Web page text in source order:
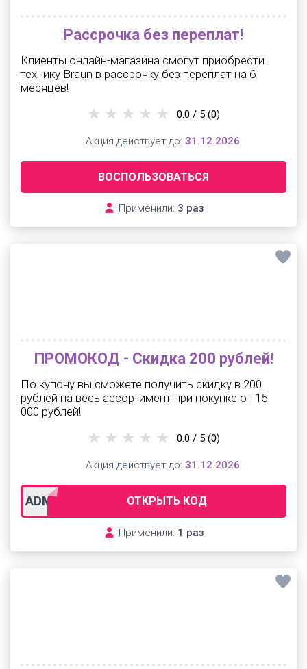
Рассрочка без переплат!
Клиенты онлайн-магазина смогут приобрести
технику Braun в рассрочку без переплат на 6
месяцев!
ВОСПОЛЬЗОВАТЬСЯ
Применили: 3 раз
0.0 / 5 (0)
Акция действует до: 31.12.2026
ПРОМОКОД - Скидка 200 рублей!
По купону вы сможете получить скидку в 200
рублей на весь ассортимент при покупке от 15
000 рублей!
ADMTD201 ОТКРЫТЬ КОД
Применили: 1 раз
0.0 / 5 (0)
Акция действует до: 31.12.2026